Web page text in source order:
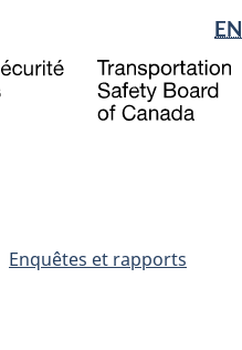
to
main
to
"About
government"
à
la
EN
Enquêtes et rapports